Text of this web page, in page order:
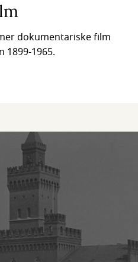
dokumentariske film
1899-1965.